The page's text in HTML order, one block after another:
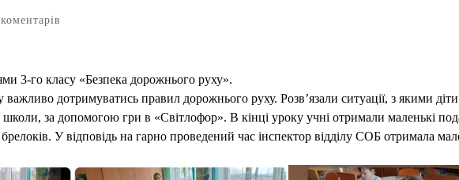
3-го класу «Безпека дорожнього руху».
дотримуватись правил дорожнього руху. Розвʼязали ситуації, з якими діти
за допомогою гри в «Світлофор». В кінці уроку учні отримали маленькі
брелоків. У відповідь на гарно проведений час інспектор відділу СОБ отримала